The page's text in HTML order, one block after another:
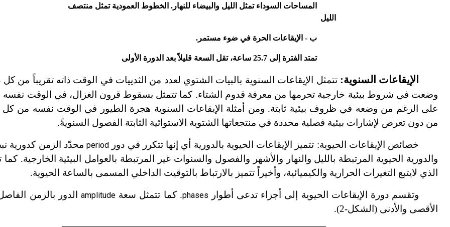
المساحات السوداء تمثل الليل والبيضاء للنهار. الخطوط العمودية تمثل منتصف
الليل
ب - الإيقاعات الحرة في ضوء مستمر.
تمتد الفترة إلى 25.7 ساعة، تقل السعة قليلاً بعد الدورة الأولى
الإيقاعات السنوية: تتمثل الإيقاعات السنوية بالبيات الشتوي لعدد من الثدييات في الوقت ذاته تقريباً من
وضعت في شروط بيئية خارجية تحرمها من معرفة قدوم الشتاء. كما تتمثل بسقوط قرون الغزال، في الوقت
على الرغم من وضعه في ظروف بيئية ثابتة. ومن أمثلة الإيقاعات السنوية هجرة الطيور في الوقت نفسه من كل
من دون تعرض لإشارات بيئية فصلية محددة في منتجعاتها الشتوية الاستوائية الثابتة الفصول السنويةً.
خصائص الإيقاعات الحيوية: تتميز الإيقاعات الحيوية بالدورية أي إنها تتكرر في دور periodمحدّد الزمن كدورية
والدورية الحيوية المرتبطة بالليل والنهار والأشهر والفصول والسنوات غير المرتبطة بالعوامل البيئية الخارجية. كما
الذي لايتبع التغيرات الحرارية والكيميائية، وأخيراً تتميز بالارتباط بالتوقيت الداخلي المسمى بالساعة الحيوية.
وتقسم دورة الإيقاعات الحيوية إلى أجزاء تدعى أطوار phases. كما تتمثل سعةamplitude الدور بالزمن
الأقصى والأدنى (الشكل-2).